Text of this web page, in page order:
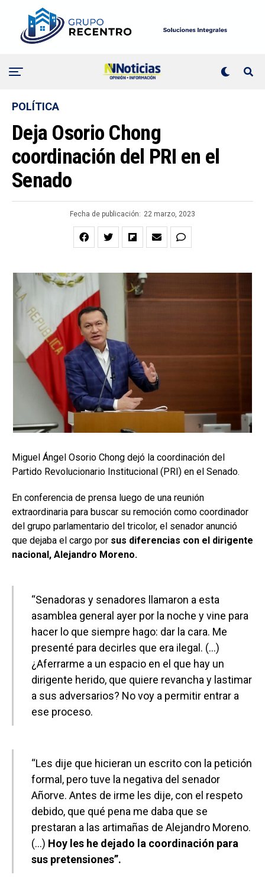
POLÍTICA
Deja Osorio Chong
coordinación del PRI en el
Senado
Fecha de publicación: 22 marzo, 2023
Miguel Ángel Osorio Chong dejó la coordinación del
Partido Revolucionario Institucional (PRI) en el Senado.
En conferencia de prensa luego de una reunión
extraordinaria para buscar su remoción como coordinador
del grupo parlamentario del tricolor, el senador anunció
que dejaba el cargo por sus diferencias con el dirigente
nacional, Alejandro Moreno.
“Senadoras y senadores llamaron a esta
asamblea general ayer por la noche y vine para
hacer lo que siempre hago: dar la cara. Me
presenté para decirles que era ilegal. (…)
¿Aferrarme a un espacio en el que hay un
dirigente herido, que quiere revancha y lastimar
a sus adversarios? No voy a permitir entrar a
ese proceso.
“Les dije que hicieran un escrito con la petición
formal, pero tuve la negativa del senador
Añorve. Antes de irme les dije, con el respeto
debido, que qué pena me daba que se
prestaran a las artimañas de Alejandro Moreno.
(…) Hoy les he dejado la coordinación para
sus pretensiones”.